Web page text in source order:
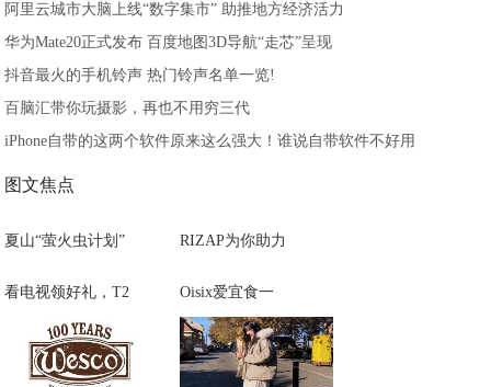
阿里云城市大脑上线“数字集市” 助推地方经济活力
华为Mate20正式发布 百度地图3D导航“走芯”呈现
抖音最火的手机铃声 热门铃声名单一览!
百脑汇带你玩摄影，再也不用穷三代
iPhone自带的这两个软件原来这么强大！谁说自带软件不好用
图文焦点
夏山“萤火虫计划” RIZAP为你助力
看电视领好礼，T2 Oisix爱宜食一